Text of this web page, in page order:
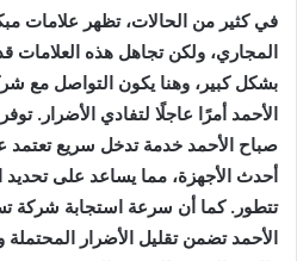
في كثير من الحالات، تظهر علامات
المجاري، ولكن تجاهل هذه العلامات
بشكل كبير، وهنا يكون التواصل مع
الأحمد أمرًا عاجلًا لتفادي الأضرار.
صباح الأحمد خدمة تدخل سريع
أحدث الأجهزة، مما يساعد على تحديد
تتطور. كما أن سرعة استجابة شركة
الأحمد تضمن تقليل الأضرار